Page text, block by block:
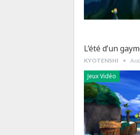
L’été d’un
KYOTENSHI
Jeux Vidéo